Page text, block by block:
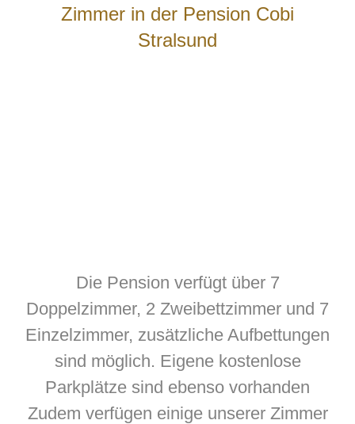
Zimmer in der Pension Cobi
Stralsund
Die Pension verfügt über 7
Doppelzimmer, 2 Zweibettzimmer und 7
Einzelzimmer, zusätzliche Aufbettungen
sind möglich. Eigene kostenlose
Parkplätze sind ebenso vorhanden
Zudem verfügen einige unserer Zimmer